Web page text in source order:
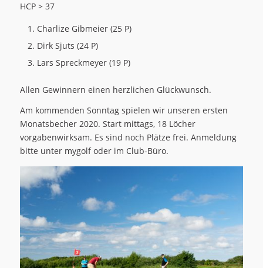
HCP > 37
Charlize Gibmeier (25 P)
Dirk Sjuts (24 P)
Lars Spreckmeyer (19 P)
Allen Gewinnern einen herzlichen Glückwunsch.
Am kommenden Sonntag spielen wir unseren ersten
Monatsbecher 2020. Start mittags, 18 Löcher
vorgabenwirksam. Es sind noch Plätze frei. Anmeldung
bitte unter mygolf oder im Club-Büro.